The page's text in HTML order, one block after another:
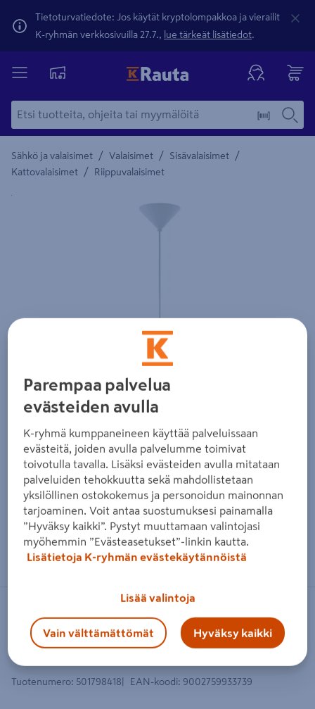
Tietoturvatiedote: Jos käytät kryptolompakkoa ja vierailit
K-ryhmän verkkosivuilla 27.7., lue tärkeät lisätiedot.
Sähkö ja valaisimet / Valaisimet / Sisävalaisimet /
Kattovalaisimet / Riippuvalaisimet
Yksityiskohtainen kuvaus löytyy Tuotteen kuvaus -
Zoomaa kuvaa sormilla kosketusnäytöllä
Riippuvalaisin EGLO Campilo 45cm
valkoinen
Tuotenumero: 501798418 EAN-koodi: 9002759933739
Parempaa palvelua
evästeiden avulla
K-ryhmä kumppaneineen käyttää palveluissaan
evästeitä, joiden avulla palvelumme toimivat
toivotulla tavalla. Lisäksi evästeiden avulla mitataan
palveluiden tehokkuutta sekä mahdollistetaan
yksilöllinen ostokokemus ja personoidun mainonnan
tarjoaminen. Voit antaa suostumuksesi painamalla
”Hyväksy kaikki”. Pystyt muuttamaan valintojasi
myöhemmin ”Evästeasetukset”-linkin kautta.
Lisätietoja K-ryhmän evästekäytännöistä
Lisää valintoja
Vain välttämättömät Hyväksy kaikki